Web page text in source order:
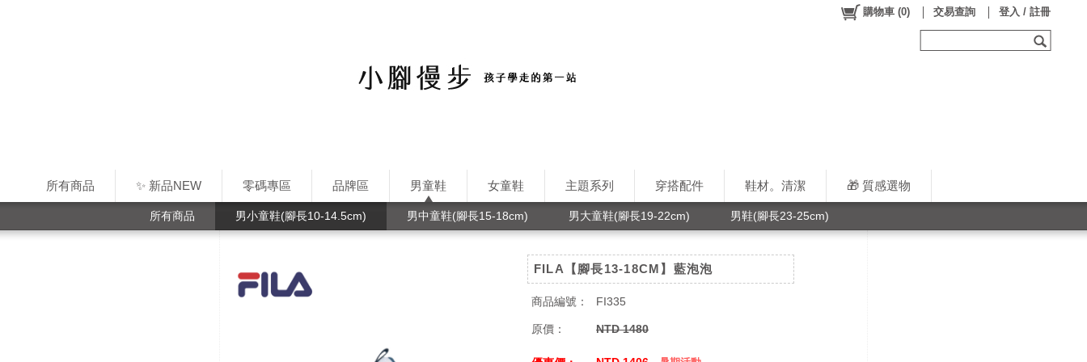
所有商品 ✨ 新品NEW 零碼專區 品牌區 男童鞋 女童鞋 主題系列 穿搭配件 鞋材。清潔 🎁 質感選物
購物車 (0) 交易查詢 登入 / 註冊
所有商品 男小童鞋(腳長10-14.5cm) 男中童鞋(腳長15-18cm) 男大童鞋(腳長19-22cm) 男鞋(腳長23-25cm)
FILA【腳長13-18CM】藍泡泡
商品編號： FI335
原價： NTD 1480